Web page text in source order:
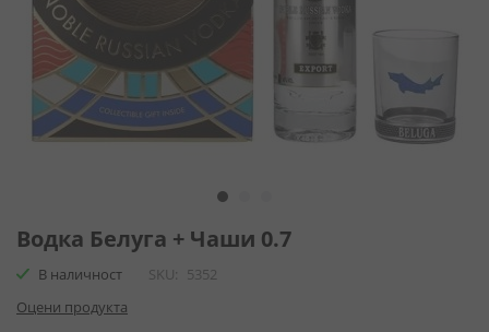
към
началото
на
галерия
със
Водка Белуга + Чаши 0.7
В наличност SKU
5352
Оцени продукта